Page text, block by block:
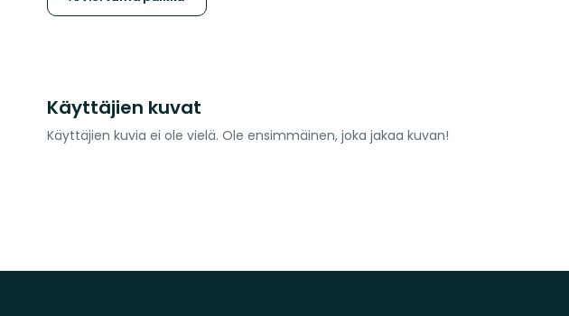
Käyttäjien kuvat
Käyttäjien kuvia ei ole vielä. Ole ensimmäinen, joka jakaa kuvan!